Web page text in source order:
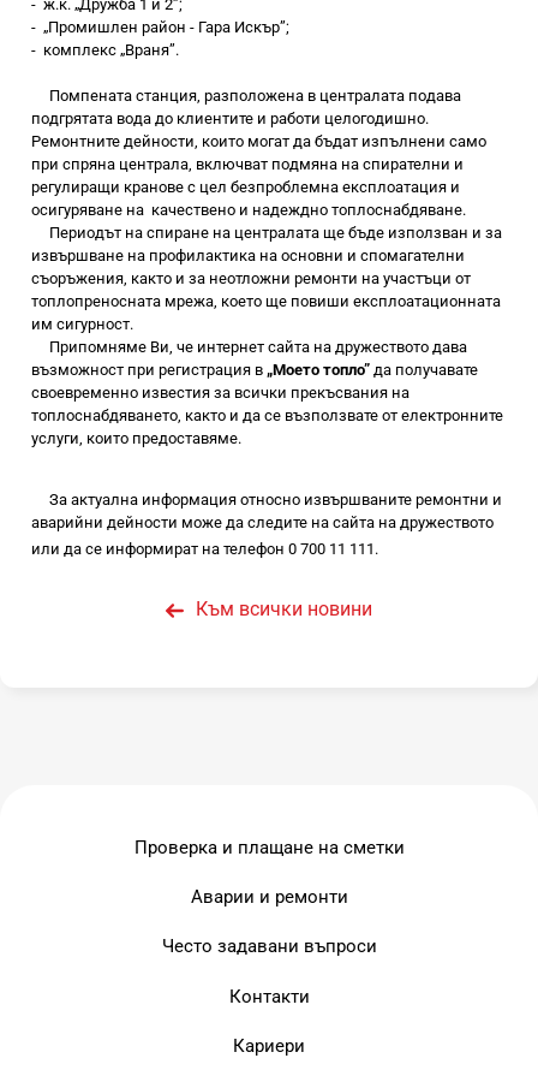
- ж.к. „Дружба 1 и 2”;
- „Промишлен район - Гара Искър”;
- комплекс „Враня”.
Помпената станция, разположена в централата подава
подгрятата вода до клиентите и работи целогодишно.
Ремонтните дейности, които могат да бъдат изпълнени само
при спряна централа, включват подмяна на спирателни и
регулиращи кранове с цел безпроблемна експлоатация и
осигуряване на качествено и надеждно топлоснабдяване.
Периодът на спиране на централата ще бъде използван и за
извършване на профилактика на основни и спомагателни
съоръжения, както и за неотложни ремонти на участъци от
топлопреносната мрежа, което ще повиши експлоатационната
им сигурност.
Припомняме Ви, че интернет сайта на дружеството дава
възможност при регистрация в „Моето топло” да получавате
своевременно известия за всички прекъсвания на
топлоснабдяването, както и да се възползвате от електронните
услуги, които предоставяме.
За актуална информация относно извършваните ремонтни и
аварийни дейности може да следите на сайта на дружеството
или да се информират на телефон 0 700 11 111.
Към всички новини
Проверка и плащане на сметки
Аварии и ремонти
Често задавани въпроси
Контакти
Кариери